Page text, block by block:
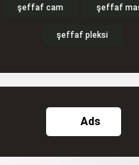
şeffaf cam şeffaf
şeffaf pleksi
Ads